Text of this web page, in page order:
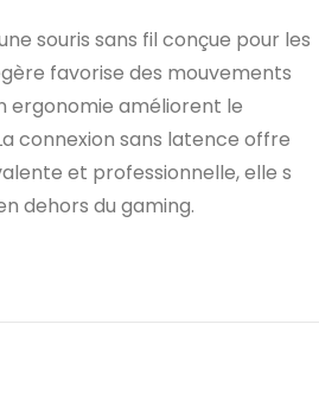
une souris sans fil conçue pour les
favorise des mouvements
ergonomie améliorent le
connexion sans latence offre
et professionnelle, elle s
dehors du gaming.